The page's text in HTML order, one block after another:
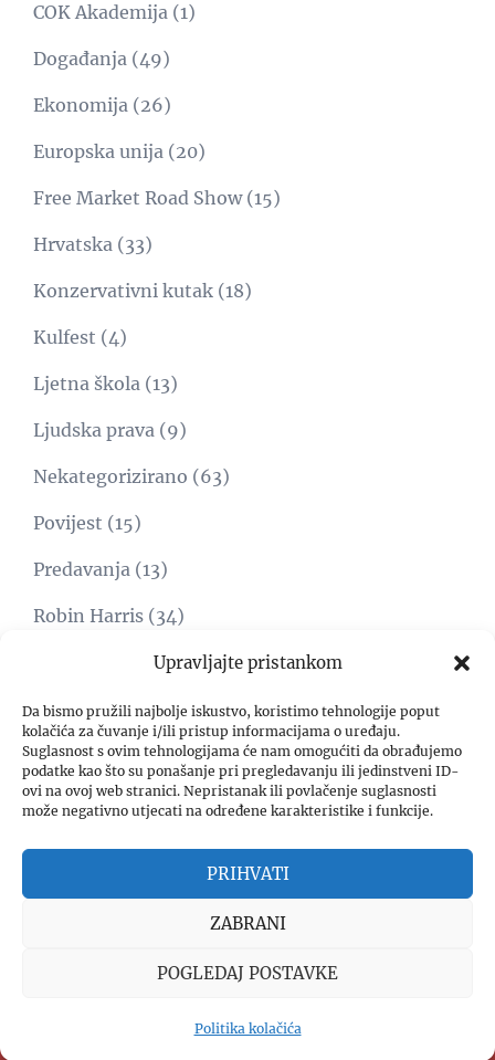
Upravljajte pristankom
Da bismo pružili najbolje iskustvo, koristimo tehnologije poput
kolačića za čuvanje i/ili pristup informacijama o uređaju.
Suglasnost s ovim tehnologijama će nam omogućiti da obrađujemo
podatke kao što su ponašanje pri pregledavanju ili jedinstveni ID-
ovi na ovoj web stranici. Nepristanak ili povlačenje suglasnosti
može negativno utjecati na određene karakteristike i funkcije.
PRIHVATI
ZABRANI
POGLEDAJ POSTAVKE
Politika kolačića
COK Akademija (1)
Događanja (49)
Ekonomija (26)
Europska unija (20)
Free Market Road Show(15)
Hrvatska (33)
Konzervativni kutak (18)
Kulfest (4)
Ljetna škola (13)
Ljudska prava (9)
Nekategorizirano (63)
Povijest (15)
Predavanja (13)
Robin Harris (34)
Umjetnost(1)
Video(8)
Zadar freedom forum(4)
© 2026 Centar za obnovu kulture - COK.